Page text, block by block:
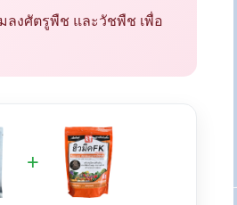
งศัตรูพืช และวัชพืช เพื่อ
+